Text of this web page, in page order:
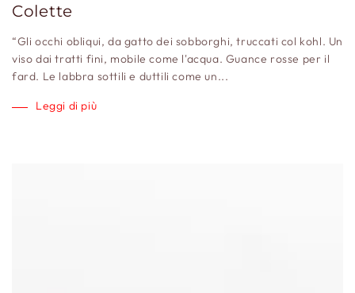
Colette
“Gli occhi obliqui, da gatto dei sobborghi, truccati col kohl. Un
viso dai tratti fini, mobile come l'acqua. Guance rosse per il
fard. Le labbra sottili e duttili come un...
Leggi di più